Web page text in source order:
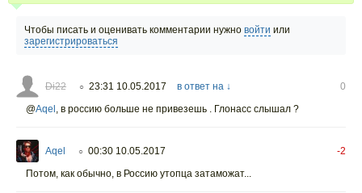
Чтобы писать и оценивать комментарии нужно войти или
зарегистрироваться
Di22 ○ 23:31 10.05.2017 в ответ на ↓
0
@Aqel , в россию больше не привезешь . Глонасс слышал ?
Aqel ○ 00:30 10.05.2017
-2
Потом, как обычно, в Россию утопца затаможат...